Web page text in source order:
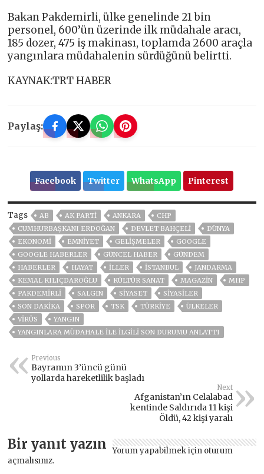
Bakan Pakdemirli, ülke genelinde 21 bin
personel, 600’ün üzerinde ilk müdahale aracı,
185 dozer, 475 iş makinası, toplamda 2600 araçla
yangınlara müdahalenin sürdüğünü belirtti.
KAYNAK:TRT HABER
Paylaş:
Facebook Twitter WhatsApp Pinterest
Tags AB AK PARTİ ANKARA
CHP
CUMHURBAŞKANI ERDOĞAN
DEVLET BAHÇELİ
DÜNYA
EKONOMİ
EMNİYET GELIŞMELER
GOOGLE
GOOGLE HABERLER
GÜNCEL HABER
GÜNDEM
HABERLER
HAYAT İLLER ISTANBUL
JANDARMA
KEMAL KILIÇDAROĞLU
KÜLTÜR SANAT MAGAZİN
MHP
PAKDEMIRLI
SALGIN SİYASET
SİYASİLER
SON DAKIKA
SPOR TSK TÜRKİYE
ÜLKELER
VIRÜS
YANGIN
YANGINLARA MÜDAHALE ILE ILGILI SON DURUMU ANLATTI
Previous
Bayramın 3’üncü günü
yollarda hareketlilik başladı
Next
Afganistan’ın Celalabad
kentinde Saldırıda 11 kişi
Öldü, 42 kişi yaralı
Bir yanıt yazın Yorum yapabilmek için oturum
açmalısınız.